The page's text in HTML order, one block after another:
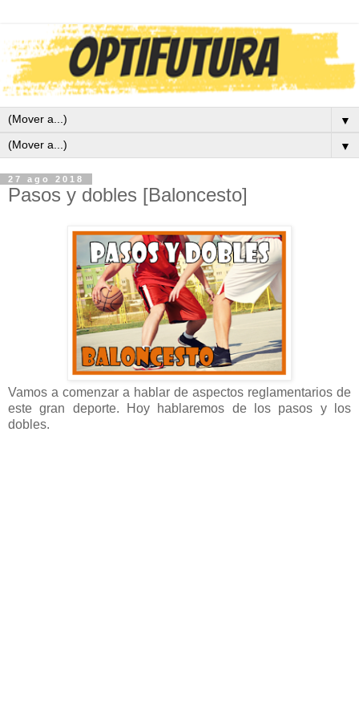
▼
▼
27 ago 2018
Pasos y dobles [Baloncesto]
Vamos a comenzar a hablar de aspectos reglamentarios de
este gran deporte. Hoy hablaremos de los pasos y los
dobles.